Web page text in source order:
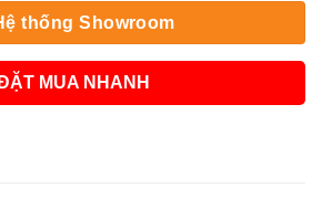
thống Showroom
MUA NHANH